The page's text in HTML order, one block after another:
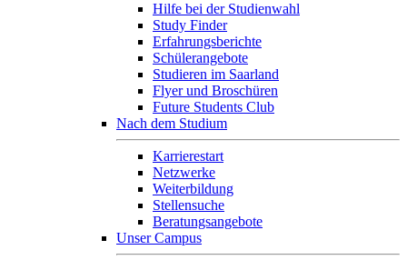
Hilfe bei der Studienwahl
Study Finder
Erfahrungsberichte
Schülerangebote
Studieren im Saarland
Flyer und Broschüren
Future Students Club
Nach dem Studium
Karrierestart
Netzwerke
Weiterbildung
Stellensuche
Beratungsangebote
Unser Campus